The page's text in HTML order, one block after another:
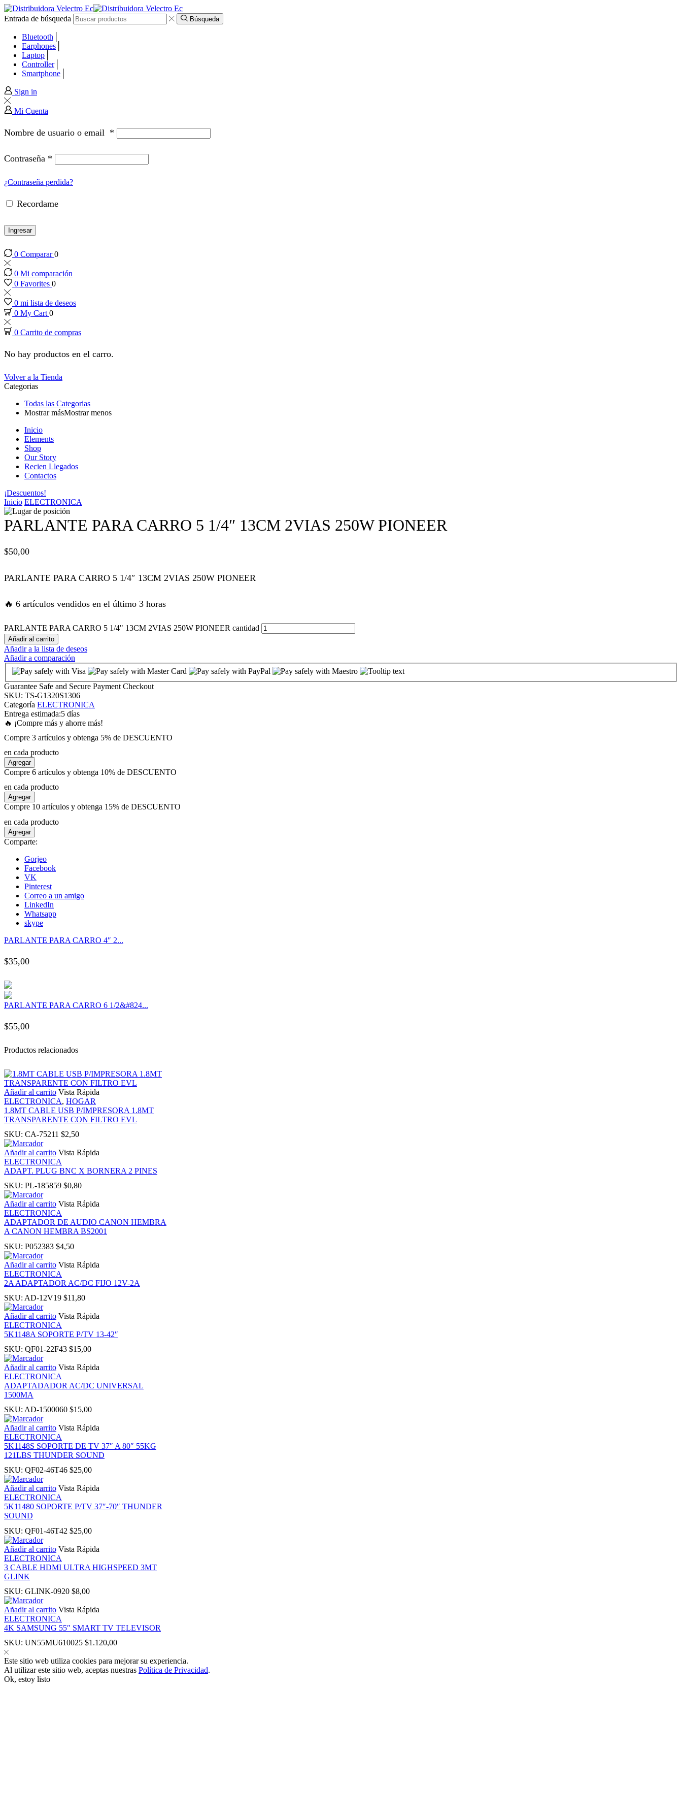
al
al
Entrada de búsqueda Búsqueda
Bluetooth
Earphones
Laptop
Controller
Smartphone
Sign in
Mi Cuenta
Nombre de usuario o email *
Contraseña *
¿Contraseña perdida?
Recordame
Ingresar
0 Comparar0
0 Mi comparación
0 Favorites 0
0 mi lista de deseos
0 My Cart 0
0 Carrito de compras
No hay productos en el carro.
Volver a la Tienda
Categorias
Todas las Categorias
Mostrar másMostrar menos
Inicio
Elements
Shop
Our Story
Recien Llegados
Contactos
¡Descuentos!
Inicio ELECTRONICA
PARLANTE PARA CARRO 5 1/4″ 13CM 2VIAS 250W PIONEER
$50,00
PARLANTE PARA CARRO 5 1/4″ 13CM 2VIAS 250W PIONEER
🔥 6 artículos vendidos en el último 3 horas
PARLANTE PARA CARRO 5 1/4" 13CM 2VIAS 250W PIONEER cantidad
Añadir al carrito
Añadir a la lista de deseos
Añadir a comparación
Guarantee Safe and Secure Payment Checkout
SKU: TS-G1320S1306
Categoría ELECTRONICA
Entrega estimada:5 días
🔥 ¡Compre más y ahorre más!
Compre 3 artículos y obtenga 5% de DESCUENTO
en cada producto
Agregar
Compre 6 artículos y obtenga 10% de DESCUENTO
en cada producto
Agregar
Compre 10 artículos y obtenga 15% de DESCUENTO
en cada producto
Agregar
Comparte:
Gorjeo
Facebook
VK
Pinterest
Correo a un amigo
LinkedIn
Whatsapp
skype
PARLANTE PARA CARRO 4″ 2...
$35,00
PARLANTE PARA CARRO 6 1/2&#824...
$55,00
Productos relacionados
Añadir al carrito Vista Rápida
ELECTRONICA, HOGAR
1.8MT CABLE USB P/IMPRESORA 1.8MT
TRANSPARENTE CON FILTRO EVL
SKU: CA-75211 $2,50
Añadir al carrito Vista Rápida
ELECTRONICA
ADAPT. PLUG BNC X BORNERA 2 PINES
SKU: PL-185859 $0,80
Añadir al carrito Vista Rápida
ELECTRONICA
ADAPTADOR DE AUDIO CANON HEMBRA
A CANON HEMBRA BS2001
SKU: P052383 $4,50
Añadir al carrito Vista Rápida
ELECTRONICA
2A ADAPTADOR AC/DC FIJO 12V-2A
SKU: AD-12V19 $11,80
Añadir al carrito Vista Rápida
ELECTRONICA
5K1148A SOPORTE P/TV 13-42″
SKU: QF01-22F43 $15,00
Añadir al carrito Vista Rápida
ELECTRONICA
ADAPTADADOR AC/DC UNIVERSAL
1500MA
SKU: AD-1500060 $15,00
Añadir al carrito Vista Rápida
ELECTRONICA
5K1148S SOPORTE DE TV 37″ A 80″ 55KG
121LBS THUNDER SOUND
SKU: QF02-46T46 $25,00
Añadir al carrito Vista Rápida
ELECTRONICA
5K11480 SOPORTE P/TV 37″-70″ THUNDER
SOUND
SKU: QF01-46T42 $25,00
Añadir al carrito Vista Rápida
ELECTRONICA
3 CABLE HDMI ULTRA HIGHSPEED 3MT
GLINK
SKU: GLINK-0920 $8,00
Añadir al carrito Vista Rápida
ELECTRONICA
4K SAMSUNG 55″ SMART TV TELEVISOR
SKU: UN55MU610025 $1.120,00
Este sitio web utiliza cookies para mejorar su experiencia.
Al utilizar este sitio web, aceptas nuestras Política de Privacidad.
Ok, estoy listo